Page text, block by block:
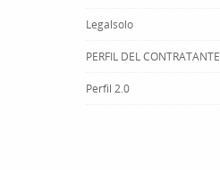
Legalsolo
PERFIL DEL CONTRATANTE
Perfil 2.0